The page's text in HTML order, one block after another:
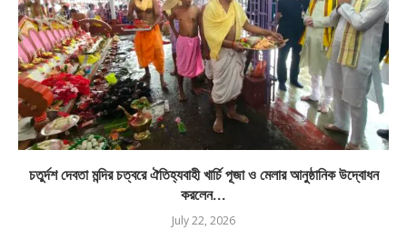
চতুর্দশ দেবতা মন্দির চত্বরে ঐতিহ্যবাহী খার্চি পূজা ও মেলার আনুষ্ঠানিক উদ্বোধন
করলেন...
July 22, 2026